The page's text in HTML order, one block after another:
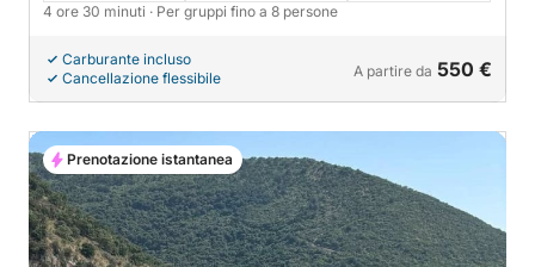
4 ore 30 minuti · Per gruppi fino a 8 persone
Carburante incluso
Cancellazione flessibile
A partire da 550 €
Prenotazione istantanea